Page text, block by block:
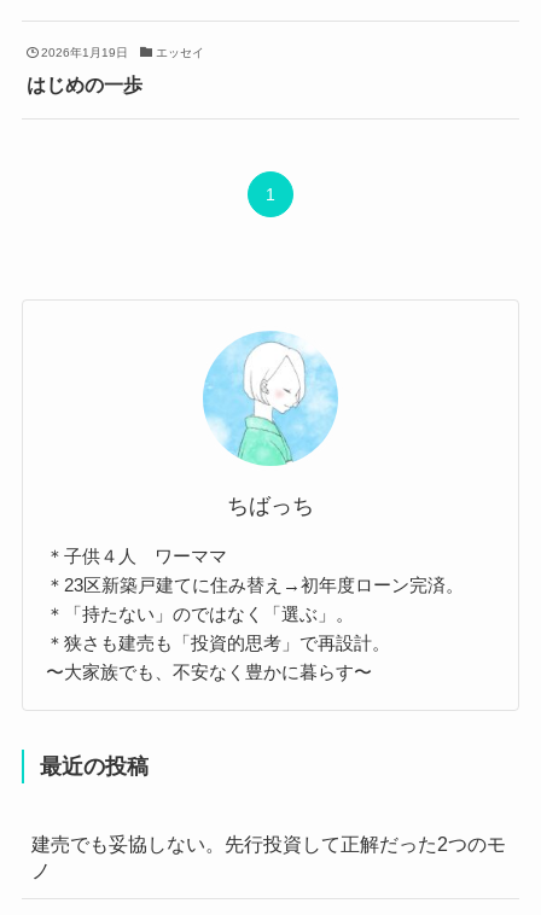
2026年1月19日 エッセイ
はじめの一歩
1
ちばっち
＊子供４人 ワーママ
＊23区新築戸建てに住み替え→初年度ローン完済。
＊「持たない」のではなく「選ぶ」。
＊狭さも建売も「投資的思考」で再設計。
〜大家族でも、不安なく豊かに暮らす〜
最近の投稿
建売でも妥協しない。先行投資して正解だった2つのモ
ノ